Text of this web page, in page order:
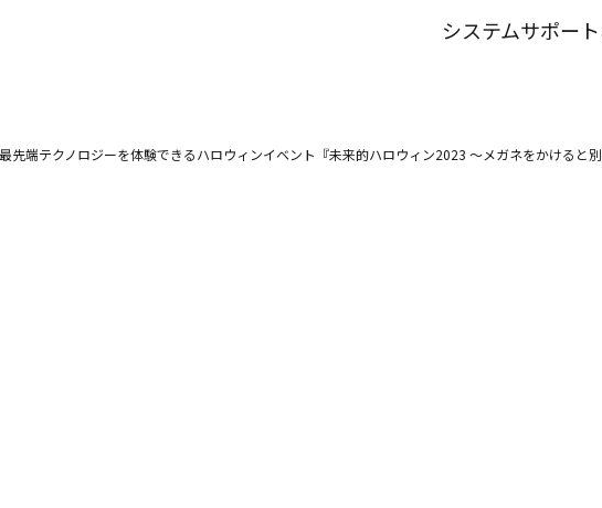
お問い
システムサポー
先端テクノロジーを体験できるハロウィンイベント『未来的ハロウィン2023 ～メガネをかけると